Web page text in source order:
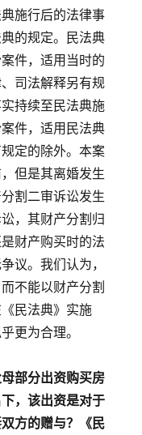
施行后的法律事
的规定。民法典
件，适用当时的
司法解释另有规
持续至民法典施
件，适用民法典
定的除外。本案
但是其离婚发生
割二审诉讼发生
，其财产分割归
财产购买时的法
议。我们认为，
不能以财产分割
民法典》实施
更为合理。
部分出资购买房
，该出资是对于
方的赠与？
《民